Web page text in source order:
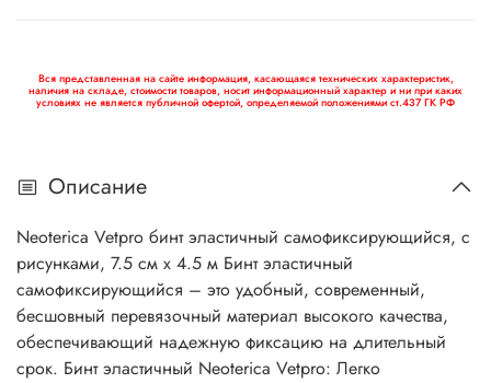
Вся представленная на сайте информация, касающаяся технических характеристик,
наличия на складе, стоимости товаров, носит информационный характер и ни при каких
условиях не является публичной офертой, определяемой положениями ст.437 ГК РФ
Описание
Neoterica Vetpro бинт эластичный самофиксирующийся, с
рисунками, 7.5 см х 4.5 м Бинт эластичный
самофиксирующийся – это удобный, современный,
бесшовный перевязочный материал высокого качества,
обеспечивающий надежную фиксацию на длительный
срок. Бинт эластичный Neoterica Vetpro: Легко